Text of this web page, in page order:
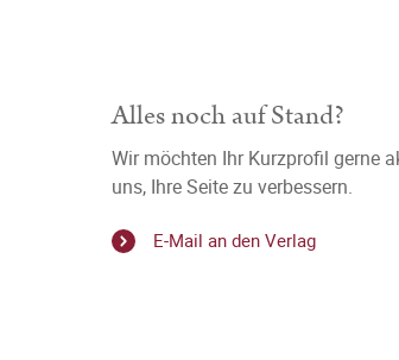
Alles noch auf Stand?
Wir möchten Ihr Kurzprofil gerne
uns, Ihre Seite zu verbessern.
E-Mail an den Verlag